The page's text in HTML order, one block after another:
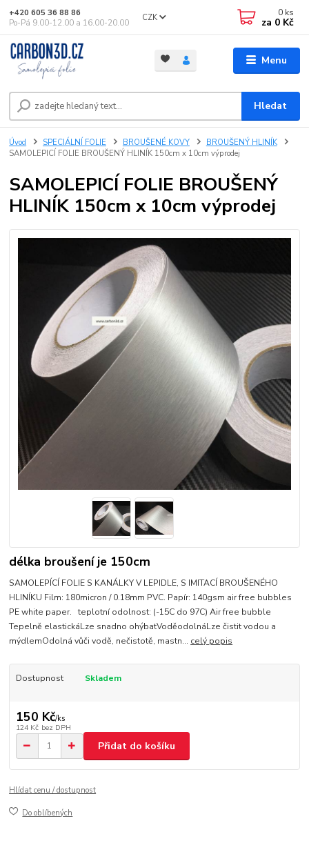
Menu
CZK
Hledat
+420 605 36 88 86
Po-Pá 9.00-12.00 a 16.00-20.00
0 ks
za 0 Kč
Úvod SPECIÁLNÍ FOLIE BROUŠENÉ KOVY
BROUŠENÝ HLINÍK
SAMOLEPICÍ FOLIE BROUŠENÝ HLINÍK 150cm x 10cm výprodej
SAMOLEPICÍ FOLIE BROUŠENÝ
HLINÍK 150cm x 10cm výprodej
délka broušení je 150cm
SAMOLEPÍCÍ FOLIE S KANÁLKY V LEPIDLE, S IMITACÍ BROUŠENÉHO
HLINÍKU Film: 180micron / 0.18mm PVC. Papír: 140gsm air free bubbles
PE white paper. teplotní odolnost: (-15C do 97C) Air free bubble
Tepelně elastickáLze snadno ohýbatVoděodolnáLze čistit vodou a
mýdlemOdolná vůči vodě, nečistotě, mastn... celý popis
Dostupnost Skladem
150 Kč/ks
124 Kč bez DPH
Přidat do košíku
Hlídat cenu / dostupnost
Do oblíbených